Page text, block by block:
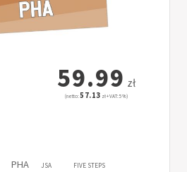
59.99 zł
(netto:57.13 zł + VAT: 5%)
PHA JSA FIVE STEPS